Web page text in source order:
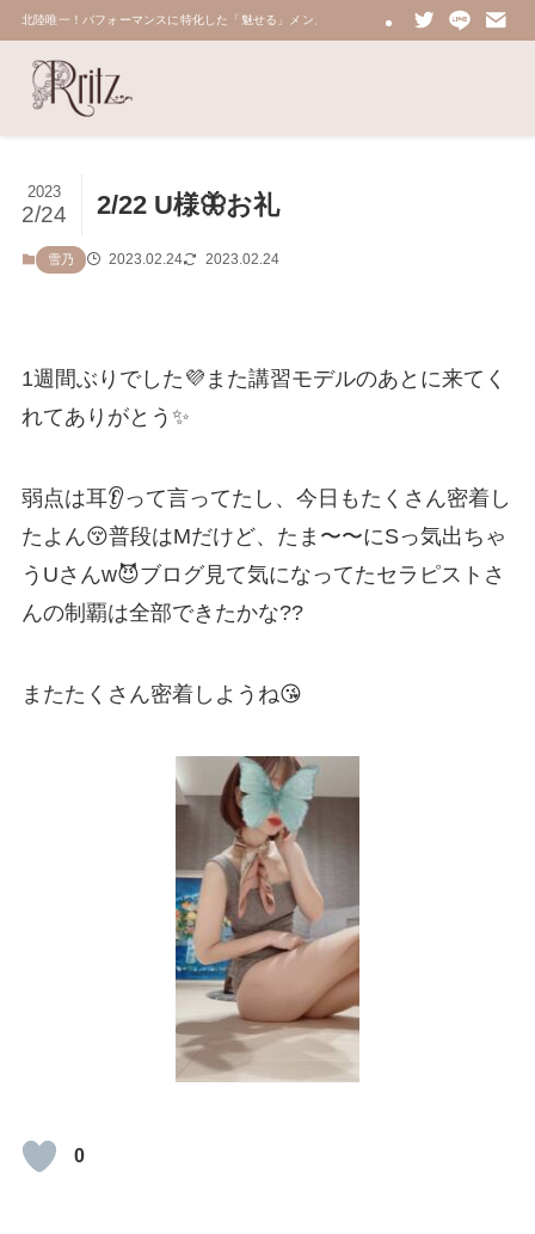
北陸唯一！パフォーマンスに特化した「魅せる」メンズエステ 鼠蹊部・密着・総合技術力
2/22 U様🦋お礼
2023
2/24
雪乃 2023.02.24 2023.02.24
1週間ぶりでした💜また講習モデルのあとに来てく
れてありがとう✨
弱点は耳👂って言ってたし、今日もたくさん密着し
たよん😚普段はMだけど、たま〜〜にSっ気出ちゃ
うUさんw😈ブログ見て気になってたセラピストさ
んの制覇は全部できたかな??
またたくさん密着しようね😘
0